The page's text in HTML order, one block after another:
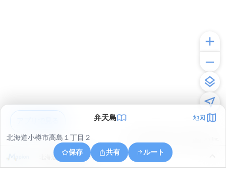
弁天島 地図
北海道小樽市高島１丁目２
保存
共有 ルート
北海道小樽市築港７